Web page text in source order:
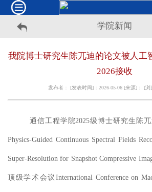
学院新闻
我院博士研究生陈兀迪的论文被人工
2026接收
发布者： [发表时间]：2026-05-06 [来源]： [浏
通信工程学院2025级博士研究生陈兀
Physics-Guided Continuous Spectral Fields
Super-Resolution for Snapshot Compressive
顶级学术会议 International Conference on